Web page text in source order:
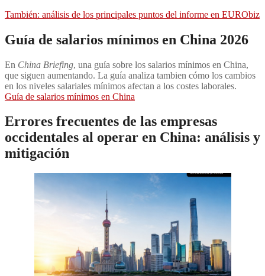
También: análisis de los principales puntos del informe en EURObiz
Guía de salarios mínimos en China 2026
En China Briefing, una guía sobre los salarios mínimos en China,
que siguen aumentando. La guía analiza tambien cómo los cambios
en los niveles salariales mínimos afectan a los costes laborales.
Guía de salarios mínimos en China
Errores frecuentes de las empresas
occidentales al operar en China: análisis y
mitigación